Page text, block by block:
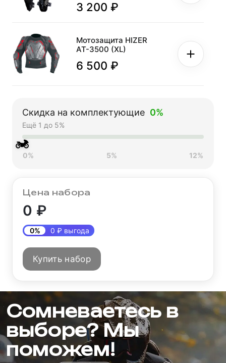
3 200 ₽
Мотозащита HIZER
AT-3500 (XL)
6 500 ₽
(панцирь) эндуро
Скидка на комплектующие 0%
Ещё 1 до 5%
🏍
0% 5% 12%
Цена набора
0 ₽
0% 0 ₽ выгода
Купить набор
Сомневаетесь в
выборе? Мы
поможем!